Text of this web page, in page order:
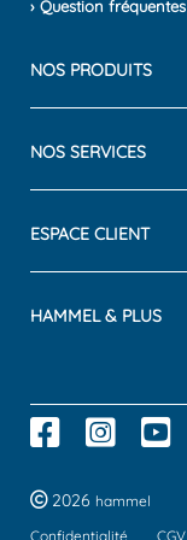
› Question fréquentes
NOS PRODUITS
NOS SERVICES
ESPACE CLIENT
HAMMEL & PLUS
2026 hammel
Confidentialité
CGV